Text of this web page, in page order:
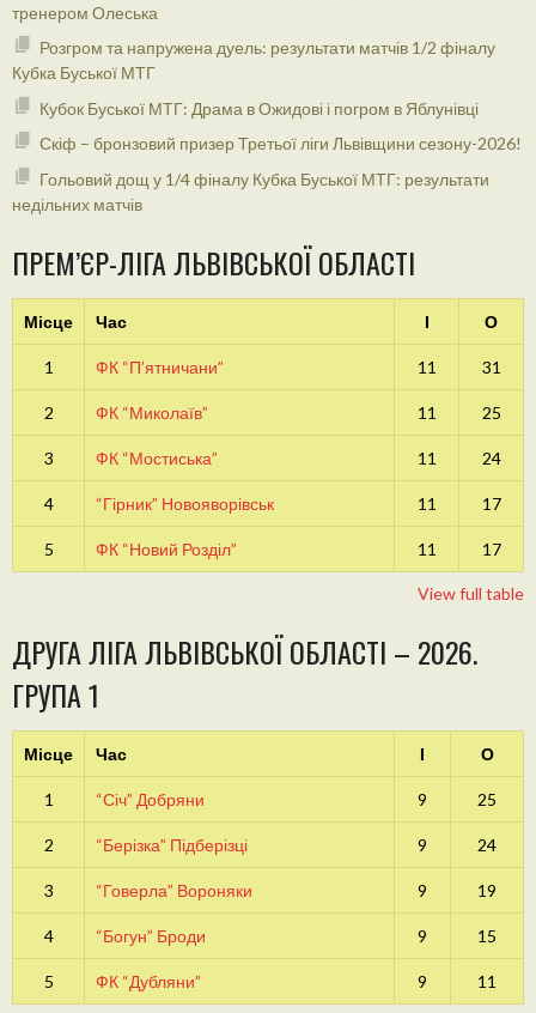
тренером Олеська
Розгром та напружена дуель: результати матчів 1/2 фіналу
Кубка Буської МТГ
Кубок Буської МТГ: Драма в Ожидові і погром в Яблунівці
Скіф – бронзовий призер Третьої ліги Львівщини сезону-2026!
Гольовий дощ у 1/4 фіналу Кубка Буської МТГ: результати
недільних матчів
ПРЕМ’ЄР-ЛІГА ЛЬВІВСЬКОЇ ОБЛАСТІ
Місце Час І О
1 ФК “П’ятничани” 11 31
2 ФК “Миколаїв” 11 25
3 ФК “Мостиська” 11 24
4 “Гірник” Новояворівськ 11 17
5 ФК “Новий Розділ” 11 17
View full table
ДРУГА ЛІГА ЛЬВІВСЬКОЇ ОБЛАСТІ – 2026.
ГРУПА 1
Місце Час І О
1 “Січ” Добряни 9 25
2 “Берізка” Підберізці 9 24
3 “Говерла” Вороняки 9 19
4 “Богун” Броди 9 15
5 ФК “Дубляни” 9 11